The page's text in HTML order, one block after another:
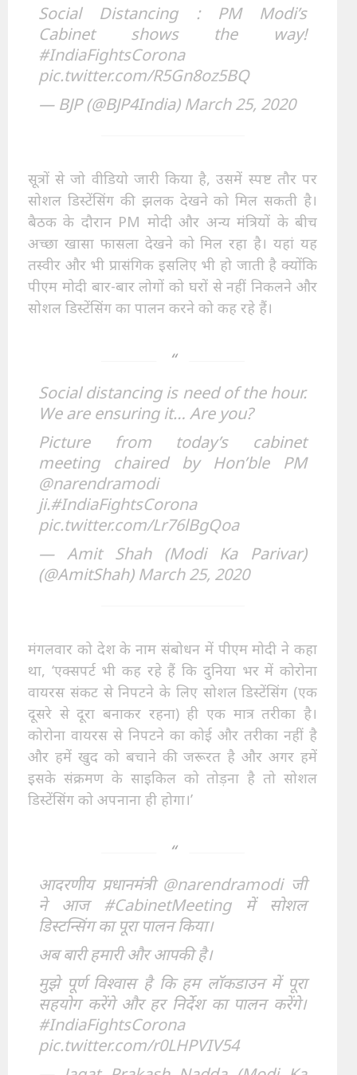
Social Distancing : PM Modi’s
Cabinet shows the way!
#IndiaFightsCorona
pic.twitter.com/R5Gn8oz5BQ
— BJP (@BJP4India) March 25, 2020
सूत्रों से जो वीडियो जारी किया है, उसमें स्पष्ट तौर पर
सोशल डिस्टेंसिंग की झलक देखने को मिल सकती है।
बैठक के दौरान PM मोदी और अन्य मंत्रियों के बीच
अच्छा खासा फासला देखने को मिल रहा है। यहां यह
तस्वीर और भी प्रासंगिक इसलिए भी हो जाती है क्योंकि
पीएम मोदी बार-बार लोगों को घरों से नहीं निकलने और
सोशल डिस्टेंसिंग का पालन करने को कह रहे हैं।
Social distancing is need of the hour.
We are ensuring it… Are you?
Picture from today’s cabinet
meeting chaired by Hon’ble PM
@narendramodi
ji.#IndiaFightsCorona
pic.twitter.com/Lr76lBgQoa
— Amit Shah (Modi Ka Parivar)
(@AmitShah) March 25, 2020
मंगलवार को देश के नाम संबोधन में पीएम मोदी ने कहा
था, ‘एक्सपर्ट भी कह रहे हैं कि दुनिया भर में कोरोना
वायरस संकट से निपटने के लिए सोशल डिस्टेंसिंग (एक
दूसरे से दूरा बनाकर रहना) ही एक मात्र तरीका है।
कोरोना वायरस से निपटने का कोई और तरीका नहीं है
और हमें खुद को बचाने की जरूरत है और अगर हमें
इसके संक्रमण के साइकिल को तोड़ना है तो सोशल
डिस्टेंसिंग को अपनाना ही होगा।’
आदरणीय प्रधानमंत्री @narendramodiजी
ने आज #CabinetMeetingमें सोशल
डिस्टन्सिंग का पूरा पालन किया।
अब बारी हमारी और आपकी है।
मुझे पूर्ण विश्वास है कि हम लॉकडाउन में पूरा
सहयोग करेंगे और हर निर्देश का पालन करेंगे।
#IndiaFightsCorona
pic.twitter.com/r0LHPVIV54